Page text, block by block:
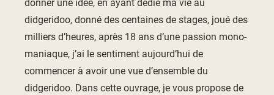
donner une idée, en ayant dédié ma vie au
didgeridoo, donné des centaines de stages, joué des
milliers d’heures, après 18 ans d’une passion mono-
maniaque, j’ai le sentiment aujourd’hui de
commencer à avoir une vue d’ensemble du
didgeridoo. Dans cette ouvrage, je vous propose de